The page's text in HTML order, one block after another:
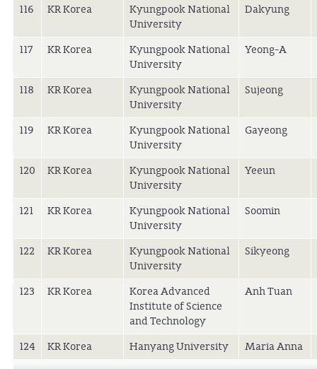
116 KR Korea
Kyungpook National
University
Dakyung
117 KR Korea
Kyungpook National
University
Yeong-A
118 KR Korea
Kyungpook National
University
Sujeong
119 KR Korea
Kyungpook National
University
Gayeong
120 KR Korea
Kyungpook National
University
Yeeun
121 KR Korea
Kyungpook National
University
Soomin
122 KR Korea
Kyungpook National
University
Sikyeong
123 KR Korea
Korea Advanced
Institute of Science
and Technology
Anh Tuan
124 KR Korea Hanyang University Maria Anna